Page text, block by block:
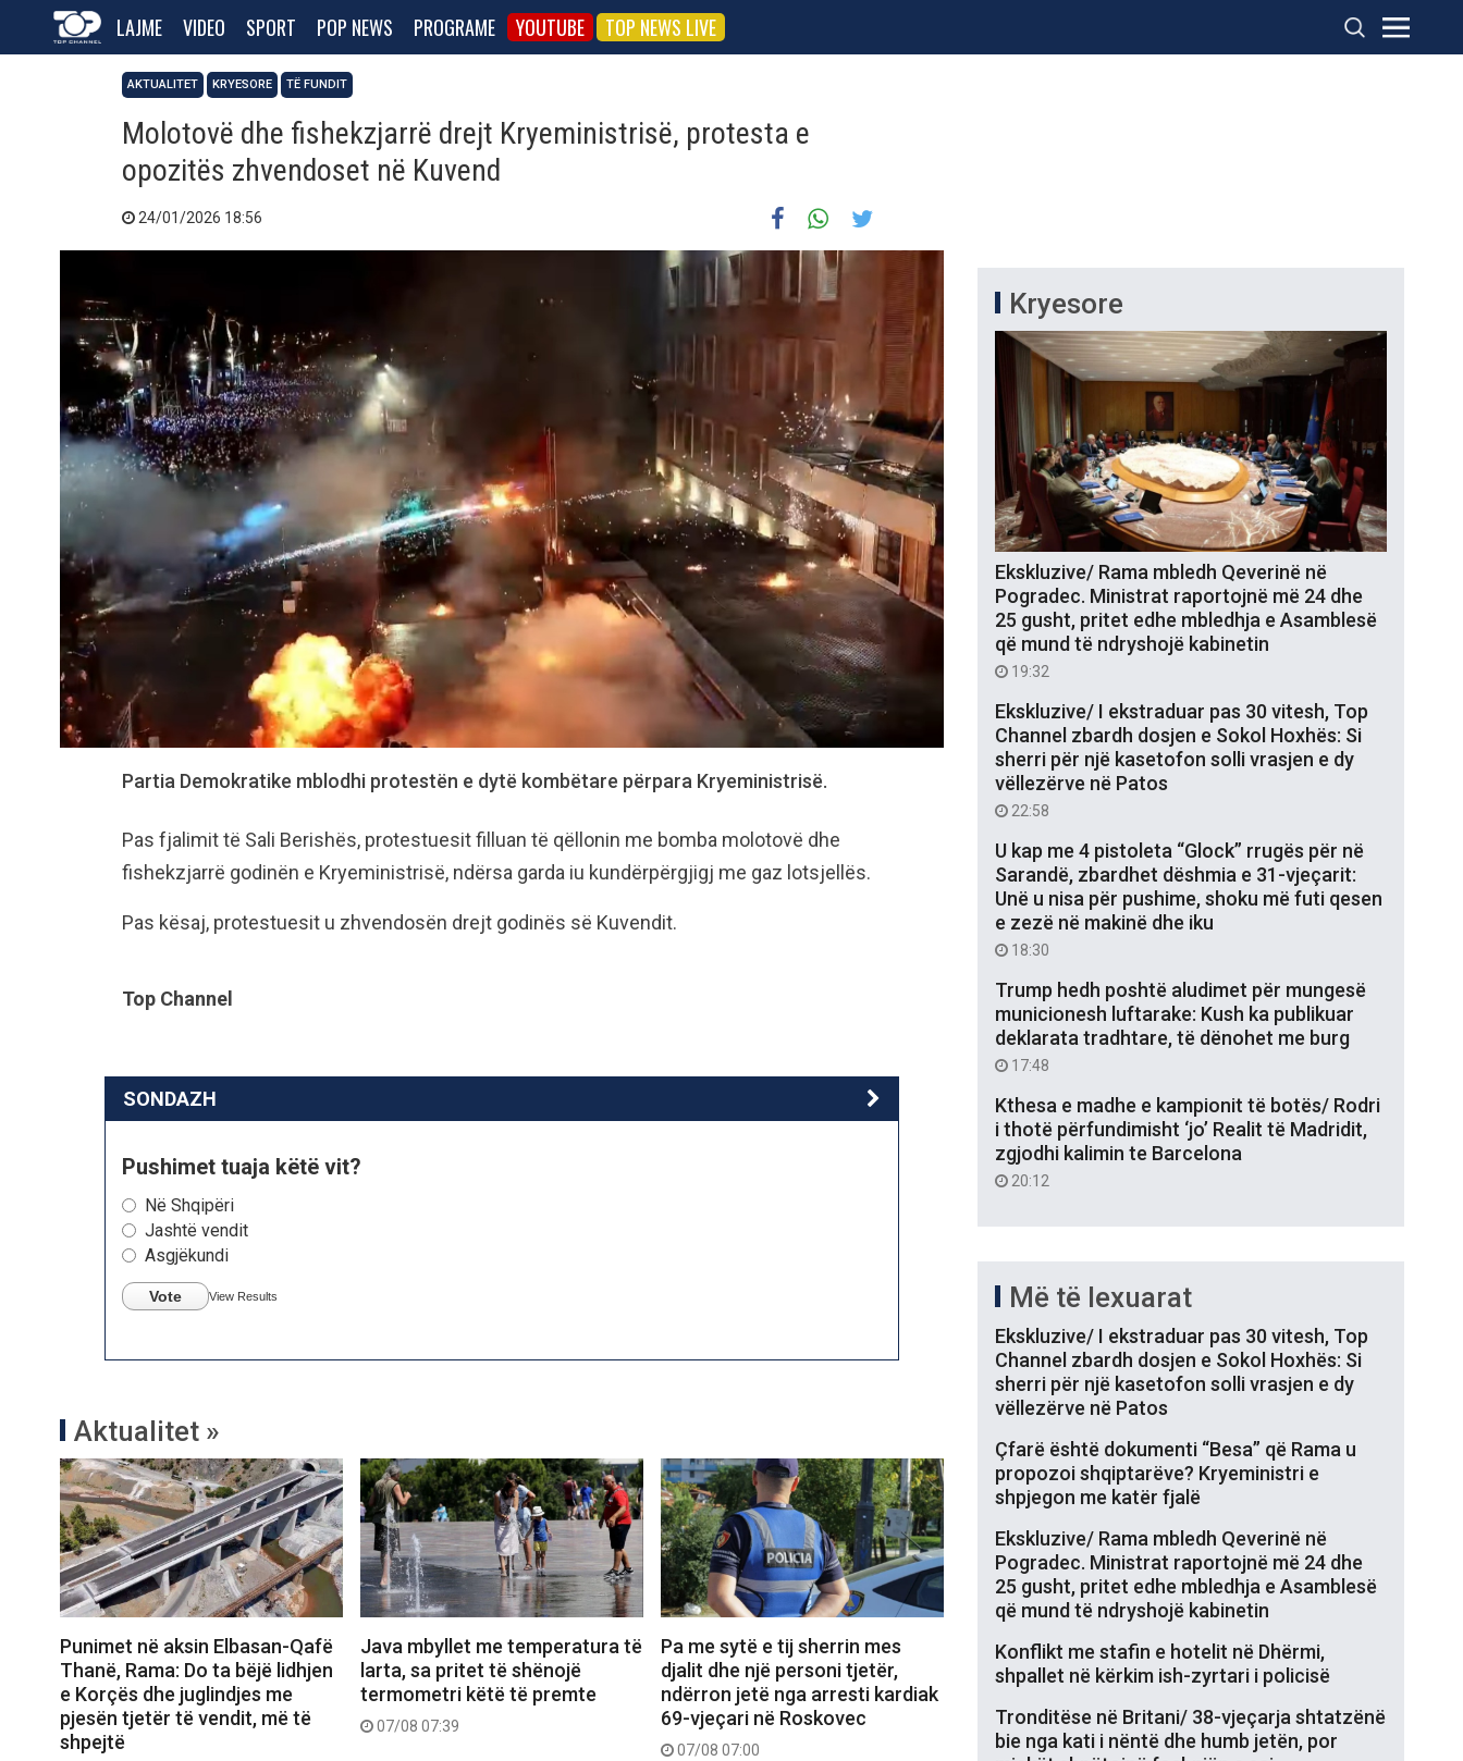
LAJME VIDEO SPORT POP NEWS PROGRAME YOUTUBE TOP NEWS LIVE
AKTUALITET KRYESORE TË FUNDIT
Molotovë dhe fishekzjarrë drejt Kryeministrisë, protesta e
opozitës zhvendoset në Kuvend
24/01/2026 18:56
Partia Demokratike mblodhi protestën e dytë kombëtare përpara Kryeministrisë.
Pas fjalimit të Sali Berishës, protestuesit filluan të qëllonin me bomba molotovë dhe
fishekzjarrë godinën e Kryeministrisë, ndërsa garda iu kundërpërgjigj me gaz lotsjellës.
Pas kësaj, protestuesit u zhvendosën drejt godinës së Kuvendit.
Top Channel
SONDAZH
Pushimet tuaja këtë vit?
Në Shqipëri
Jashtë vendit
Asgjëkundi
Vote View Results
Aktualitet »
Punimet në aksin Elbasan-Qafë
Thanë, Rama: Do ta bëjë lidhjen
e Korçës dhe juglindjes me
pjesën tjetër të vendit, më të
shpejtë
Java mbyllet me temperatura të
larta, sa pritet të shënojë
termometri këtë të premte
07/08 07:39
Pa me sytë e tij sherrin mes
djalit dhe një personi tjetër,
ndërron jetë nga arresti kardiak
69-vjeçari në Roskovec
07/08 07:00
Kryesore
Ekskluzive/ Rama mbledh Qeverinë në
Pogradec. Ministrat raportojnë më 24 dhe
25 gusht, pritet edhe mbledhja e Asamblesë
që mund të ndryshojë kabinetin
19:32
Ekskluzive/ I ekstraduar pas 30 vitesh, Top
Channel zbardh dosjen e Sokol Hoxhës: Si
sherri për një kasetofon solli vrasjen e dy
vëllezërve në Patos
22:58
U kap me 4 pistoleta “Glock” rrugës për në
Sarandë, zbardhet dëshmia e 31-vjeçarit:
Unë u nisa për pushime, shoku më futi qesen
e zezë në makinë dhe iku
18:30
Trump hedh poshtë aludimet për mungesë
municionesh luftarake: Kush ka publikuar
deklarata tradhtare, të dënohet me burg
17:48
Kthesa e madhe e kampionit të botës/ Rodri
i thotë përfundimisht ‘jo’ Realit të Madridit,
zgjodhi kalimin te Barcelona
20:12
Më të lexuarat
Ekskluzive/ I ekstraduar pas 30 vitesh, Top
Channel zbardh dosjen e Sokol Hoxhës: Si
sherri për një kasetofon solli vrasjen e dy
vëllezërve në Patos
Çfarë është dokumenti “Besa” që Rama u
propozoi shqiptarëve? Kryeministri e
shpjegon me katër fjalë
Ekskluzive/ Rama mbledh Qeverinë në
Pogradec. Ministrat raportojnë më 24 dhe
25 gusht, pritet edhe mbledhja e Asamblesë
që mund të ndryshojë kabinetin
Konflikt me stafin e hotelit në Dhërmi,
shpallet në kërkim ish-zyrtari i policisë
Tronditëse në Britani/ 38-vjeçarja shtatzënë
bie nga kati i nëntë dhe humb jetën, por